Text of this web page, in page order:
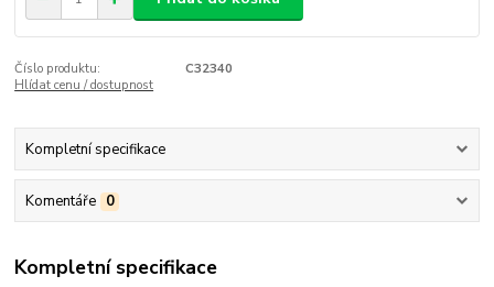
Číslo produktu:
C32340
Hlídat cenu / dostupnost
Kompletní specifikace
Komentáře 0
Kompletní specifikace